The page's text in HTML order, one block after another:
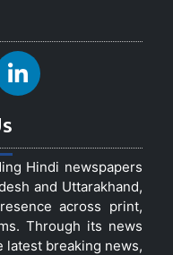
Hindi newspapers
and Uttarakhand,
across print,
Through its news
latest breaking news,